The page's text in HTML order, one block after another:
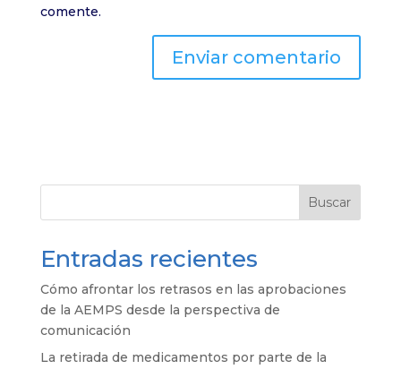
comente.
Buscar
Entradas recientes
Cómo afrontar los retrasos en las aprobaciones
de la AEMPS desde la perspectiva de
comunicación
La retirada de medicamentos por parte de la